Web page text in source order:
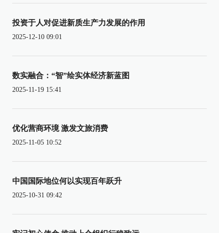
投资于人对促进新质生产力发展的作用
2025-12-10 09:01
数实融合：“智”绘实体经济新蓝图
2025-11-19 15:41
优化营商环境 激发文旅消费
2025-11-05 10:52
中国国际地位何以实现百年跃升
2025-10-31 09:42